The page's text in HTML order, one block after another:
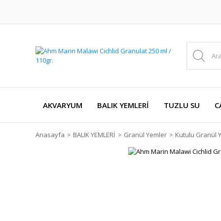
AKVARYUM BALIK YEMLERİ TUZLU SU
Anasayfa BALIK YEMLERİ Granül Yemler Kutulu Granül